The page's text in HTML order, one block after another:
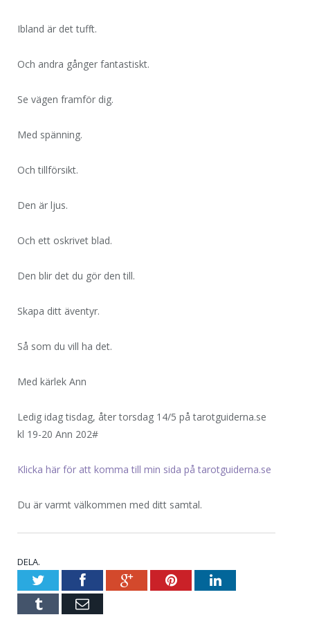
Ibland är det tufft.
Och andra gånger fantastiskt.
Se vägen framför dig.
Med spänning.
Och tillförsikt.
Den är ljus.
Och ett oskrivet blad.
Den blir det du gör den till.
Skapa ditt äventyr.
Så som du vill ha det.
Med kärlek Ann
Ledig idag tisdag, åter torsdag 14/5 på tarotguiderna.se
kl 19-20 Ann 202#
Klicka här för att komma till min sida på tarotguiderna.se
Du är varmt välkommen med ditt samtal.
DELA.
TwitterFacebookGoogle+PinterestLinkedIn
Tumblr E-